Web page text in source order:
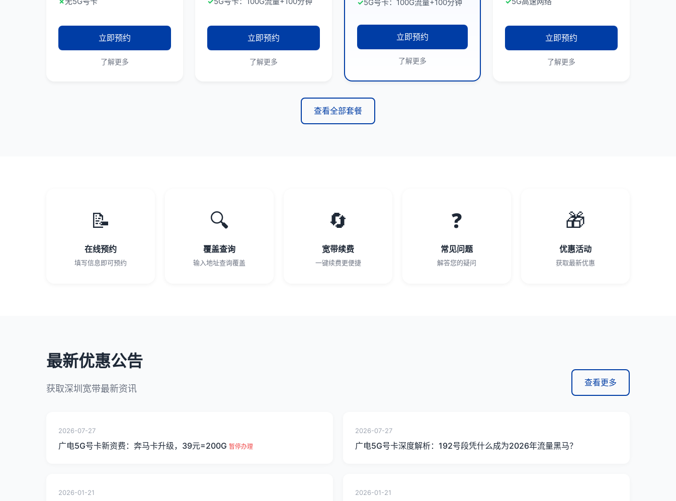
立即预约
了解更多
立即预约
了解更多
✓5G号卡：100G流量+100分钟
立即预约
了解更多
立即预约
了解更多
查看全部套餐
📝
在线预约
填写信息即可预约
🔍
覆盖查询
输入地址查询覆盖
🔄
宽带续费
一键续费更便捷
❓
常见问题
解答您的疑问
🎁
优惠活动
获取最新优惠
最新优惠公告
获取深圳宽带最新资讯
查看更多
2026-07-27
广电5G号卡新资费：奔马卡升级，39元=200G 暂停办理
2026-07-27
广电5G号卡深度解析：192号段凭什么成为2026年流量黑马？
2026-01-21 2026-01-21